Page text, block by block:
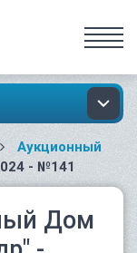
Аукционный
- №141
Дом